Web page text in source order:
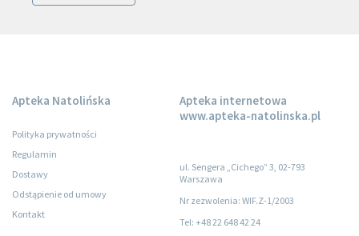
Apteka Natolińska
Polityka prywatności
Regulamin
Dostawy
Odstąpienie od umowy
Kontakt
Apteka internetowa
www.apteka-natolinska.pl
ul. Sengera „Cichego” 3, 02-793
Warszawa
Nr zezwolenia: WIF.Z-1/2003
Tel: +48 22 648 42 24